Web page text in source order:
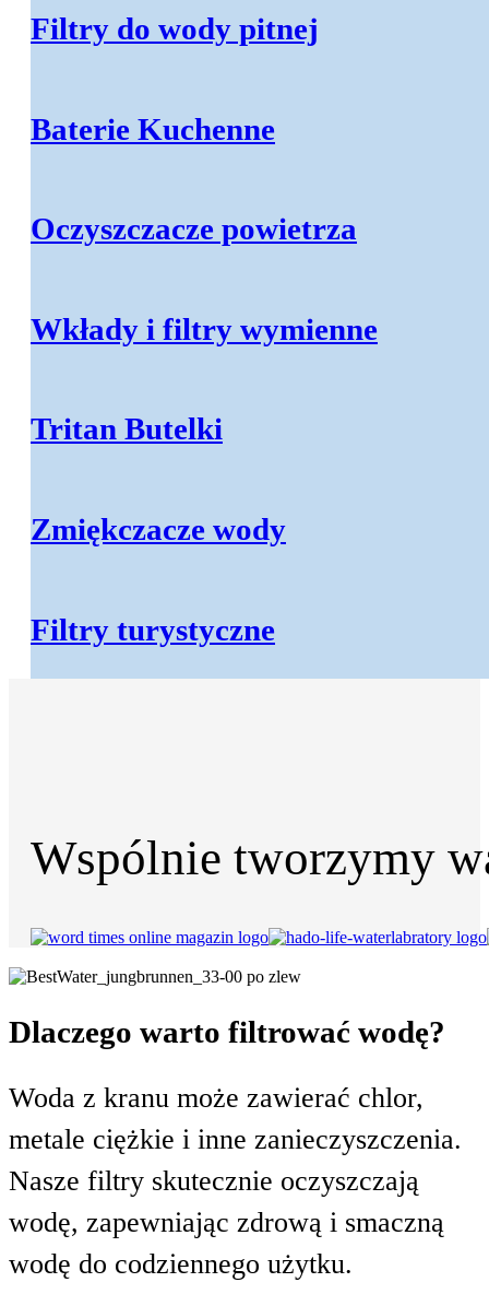
Akcesoria do wody
Filtry do wody pitnej
Baterie Kuchenne
Oczyszczacze powietrza
Wkłady i filtry wymienne
Tritan Butelki
Zmiękczacze wody
Filtry turystyczne
Wspólnie tworzymy
Dlaczego warto filtrować wodę?
Woda z kranu może zawierać chlor,
metale ciężkie i inne zanieczyszczenia.
Nasze filtry skutecznie oczyszczają
wodę, zapewniając zdrową i smaczną
wodę do codziennego użytku.